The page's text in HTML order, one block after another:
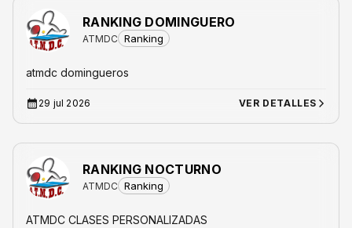
RANKING DOMINGUERO
ATMDC Ranking
atmdc domingueros
29 jul 2026 VER DETALLES
RANKING NOCTURNO
ATMDC Ranking
ATMDC CLASES PERSONALIZADAS